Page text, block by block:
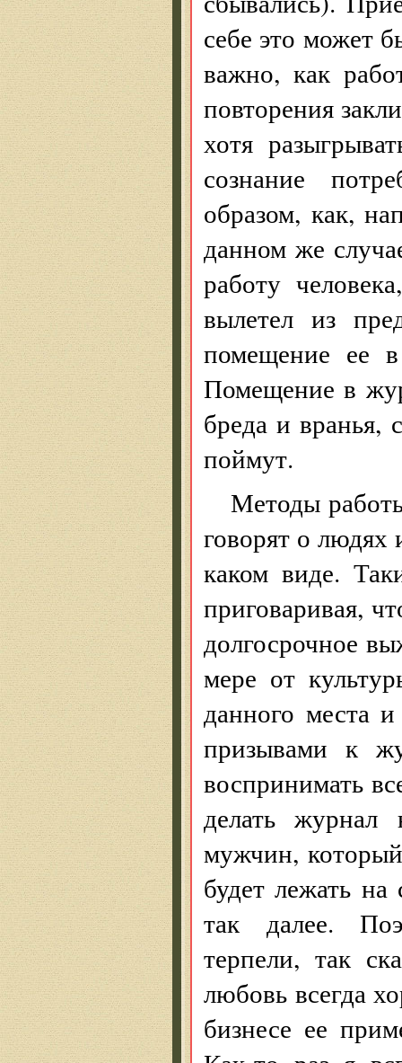
себе это может
важно, как
повторения
хотя
сознание
образом, как,
данном же
работу
вылетел из
помещение ее
Помещение в
бреда и вранья,
поймут.
Методы
говорят о людях
каком виде.
приговаривая,
долгосрочное
мере от
данного места
призывами к
воспринимать
делать журнал
мужчин,
будет лежать
так далее.
терпели, так
любовь всегда
бизнесе ее